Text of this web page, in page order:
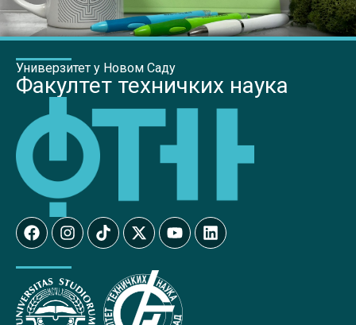
Универзитет у Новом Саду
Факултет техничких наука